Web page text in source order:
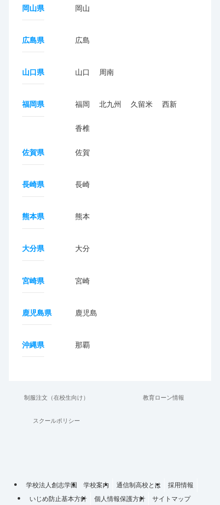
岡山県 岡山
広島県 広島
山口県 山口 周南
福岡県 福岡 北九州 久留米 西新
香椎
佐賀県 佐賀
長崎県 長崎
熊本県 熊本
大分県 大分
宮崎県 宮崎
鹿児島県 鹿児島
沖縄県 那覇
制服注文（在校生向け） 教育ローン情報
スクールポリシー
学校法人創志学園 学校案内 通信制高校とは
採用情報
いじめ防止基本方針
個人情報保護方針 サイトマップ